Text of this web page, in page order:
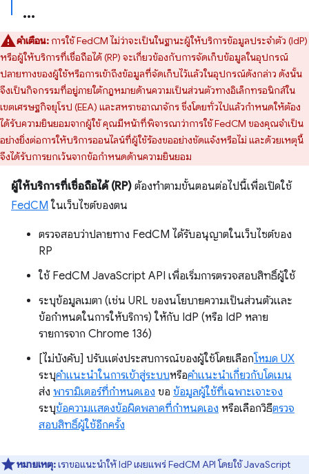
คำเตือน: การใช้ FedCM ไม่ว่าจะเป็นในฐานะผู้ให้บริการข้อมูลประจำตัว (IdP)
หรือผู้ให้บริการที่เชื่อถือได้ (RP) จะเกี่ยวข้องกับการจัดเก็บข้อมูลในอุปกรณ์
ปลายทางของผู้ใช้หรือการเข้าถึงข้อมูลที่จัดเก็บไว้แล้วในอุปกรณ์ดังกล่าว ดังนั้น
จึงเป็นกิจกรรมที่อยู่ภายใต้กฎหมายด้านความเป็นส่วนตัวทางอิเล็กทรอนิกส์ใน
เขตเศรษฐกิจยุโรป (EEA) และสหราชอาณาจักร ซึ่งโดยทั่วไปแล้วกำหนดให้ต้อง
ได้รับความยินยอมจากผู้ใช้ คุณมีหน้าที่พิจารณาว่าการใช้ FedCM ของคุณจำเป็น
อย่างยิ่งต่อการให้บริการออนไลน์ที่ผู้ใช้ร้องขออย่างชัดแจ้งหรือไม่ และด้วยเหตุนี้
จึงได้รับการยกเว้นจากข้อกำหนดด้านความยินยอม
ผู้ให้บริการที่เชื่อถือได้ (RP) ต้องทำตามขั้นตอนต่อไปนี้เพื่อเปิดใช้
FedCM ในเว็บไซต์ของตน
ตรวจสอบว่าปลายทาง FedCM ได้รับอนุญาตในเว็บไซต์ของ
RP
ใช้ FedCM JavaScript API เพื่อเริ่มการตรวจสอบสิทธิ์ผู้ใช้
ระบุข้อมูลเมตา (เช่น URL ของนโยบายความเป็นส่วนตัวและ
ข้อกำหนดในการให้บริการ) ให้กับ IdP (หรือ IdP หลาย
รายการจาก Chrome 136)
[ไม่บังคับ] ปรับแต่งประสบการณ์ของผู้ใช้โดยเลือกโหมด UX
ระบุคำแนะนำในการเข้าสู่ระบบหรือคำแนะนำเกี่ยวกับโดเมน
ส่ง พารามิเตอร์ที่กำหนดเอง ขอ ข้อมูลผู้ใช้ที่เฉพาะเจาะจง
ระบุข้อความแสดงข้อผิดพลาดที่กำหนดเอง หรือเลือกวิธีตรวจ
สอบสิทธิ์ผู้ใช้อีกครั้ง
หมายเหตุ:เราขอแนะนำให้ IdP เผยแพร่ FedCM API โดยใช้ JavaScript